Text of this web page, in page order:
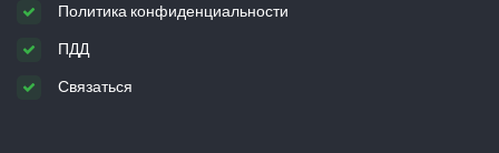
Политика конфиденциальности
ПДД
Связаться